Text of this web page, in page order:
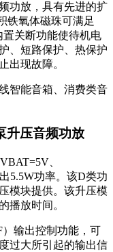
功放，具有先进的扩
铁氧体磁珠可满足
关断功能使待机电
、短路保护、热保护
出现故障。
智能音箱、消费类音
升压音频功放
、
5.5W功率。该D类功
模块提供。该升压模
播放时间。
输出控制功能，可
过大所引起的输出信